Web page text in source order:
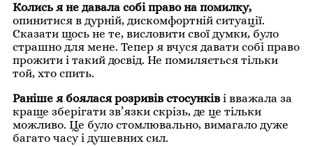
Колись я не давала собі право на помилку,
опинитися в дурній, дискомфортній ситуації.
Сказати щось не те, висловити свої думки, було
страшно для мене. Тепер я вчуся давати собі право
прожити і такий досвід. Не помиляється тільки
той, хто спить.
Раніше я боялася розривів стосунків і вважала за
краще зберігати зв’язки скрізь, де це тільки
можливо. Це було стомлювально, вимагало дуже
багато часу і душевних сил.